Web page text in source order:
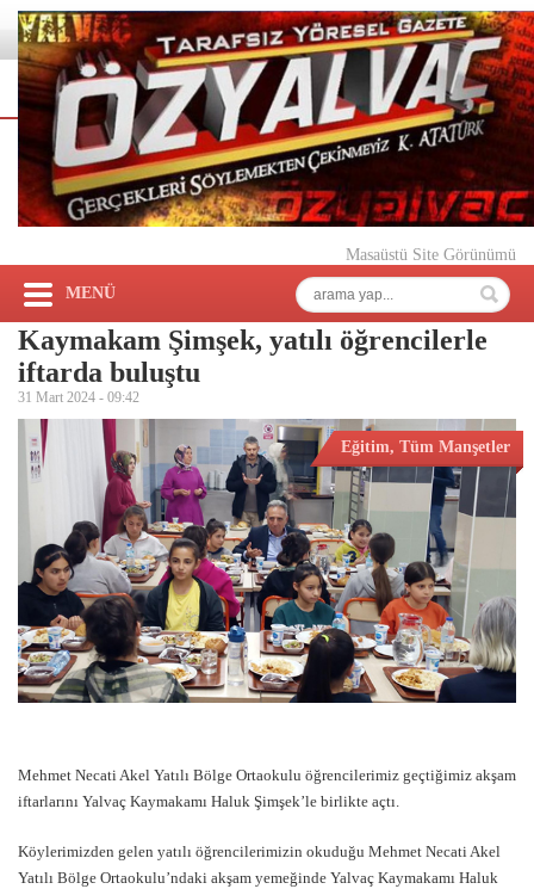
Masaüstü Site Görünümü
MENÜ
Kaymakam Şimşek, yatılı öğrencilerle
iftarda buluştu
31 Mart 2024 - 09:42
Eğitim, Tüm Manşetler
Mehmet Necati Akel Yatılı Bölge Ortaokulu öğrencilerimiz geçtiğimiz akşam
iftarlarını Yalvaç Kaymakamı Haluk Şimşek’le birlikte açtı.
Köylerimizden gelen yatılı öğrencilerimizin okuduğu Mehmet Necati Akel
Yatılı Bölge Ortaokulu’ndaki akşam yemeğinde Yalvaç Kaymakamı Haluk